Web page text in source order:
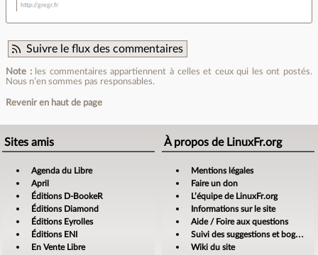
http://gregr.fr
Suivre le flux des commentaires
Note :les commentaires appartiennent à celles et ceux qui les ont postés.
Nous n’en sommes pas responsables.
Revenir en haut de page
Sites amis
Agenda du Libre
April
Éditions D-BookeR
Éditions Diamond
Éditions Eyrolles
Éditions ENI
En Vente Libre
À propos de LinuxFr.org
Mentions légales
Faire un don
L’équipe de LinuxFr.org
Informations sur le site
Aide / Foire aux questions
Suivi des suggestions et bogues
Wiki du site